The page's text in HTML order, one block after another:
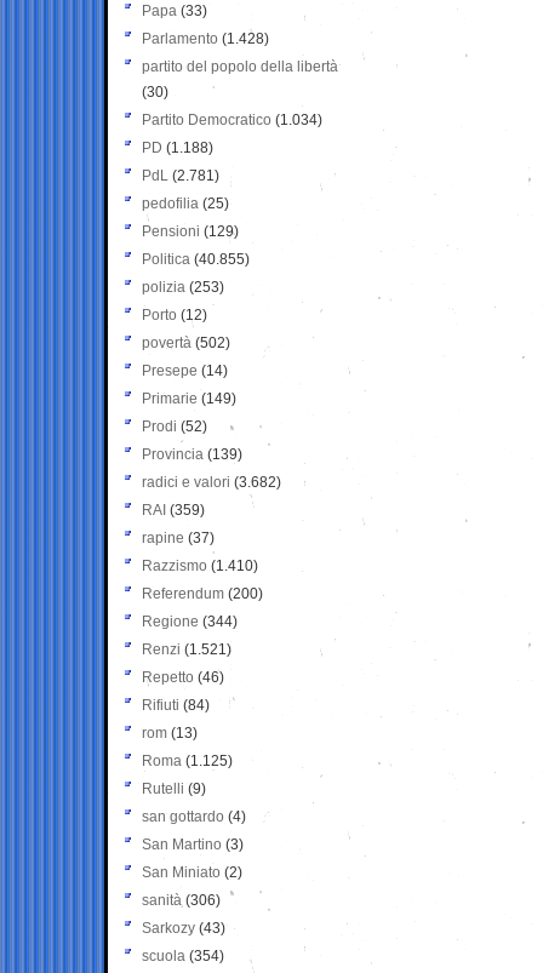
Papa (33)
Parlamento (1.428)
partito del popolo della libertà
(30)
Partito Democratico (1.034)
PD (1.188)
PdL (2.781)
pedofilia (25)
Pensioni (129)
Politica (40.855)
polizia (253)
Porto (12)
povertà (502)
Presepe (14)
Primarie (149)
Prodi (52)
Provincia (139)
radici e valori (3.682)
RAI (359)
rapine (37)
Razzismo (1.410)
Referendum (200)
Regione (344)
Renzi (1.521)
Repetto (46)
Rifiuti (84)
rom (13)
Roma (1.125)
Rutelli (9)
san gottardo (4)
San Martino (3)
San Miniato (2)
sanità (306)
Sarkozy (43)
scuola (354)